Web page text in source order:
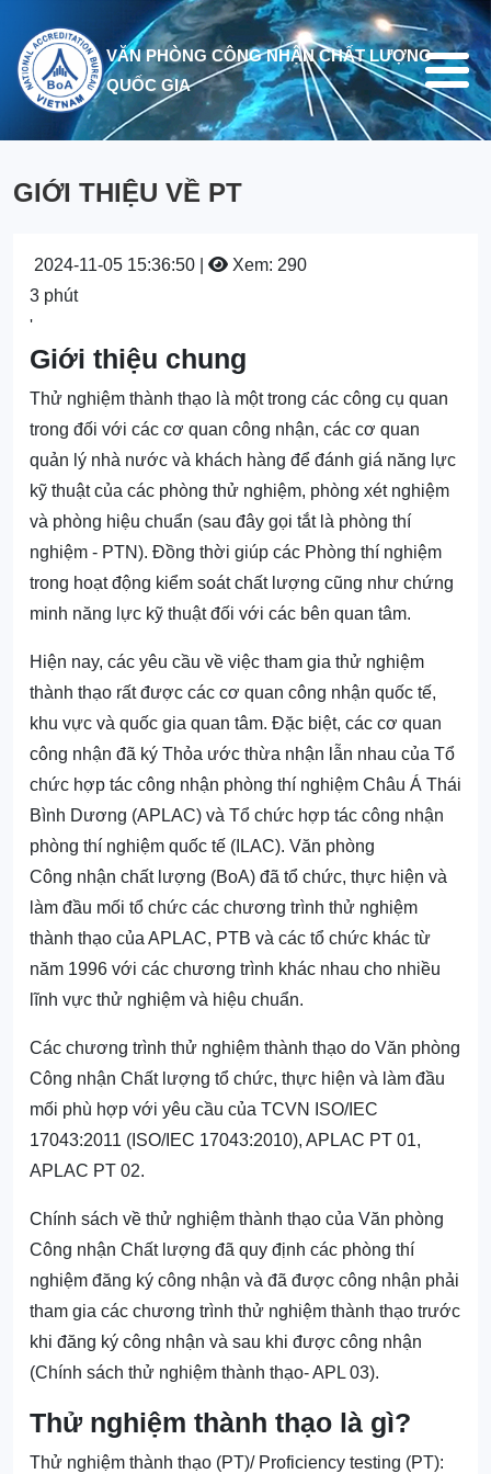
Nhảy đến nội dung
VĂN PHÒNG CÔNG NHẬN CHẤT LƯỢNG
QUỐC GIA
GIỚI THIỆU VỀ PT
2024-11-05 15:36:50 |
Xem: 290
3 phút
'
Giới thiệu chung
Thử nghiệm thành thạo là một trong các công cụ quan
trong đối với các cơ quan công nhận, các cơ quan
quản lý nhà nước và khách hàng để đánh giá năng lực
kỹ thuật của các phòng thử nghiệm, phòng xét nghiệm
và phòng hiệu chuẩn (sau đây gọi tắt là phòng thí
nghiệm - PTN). Đồng thời giúp các Phòng thí nghiệm
trong hoạt động kiểm soát chất lượng cũng như chứng
minh năng lực kỹ thuật đối với các bên quan tâm.
Hiện nay, các yêu cầu về việc tham gia thử nghiệm
thành thạo rất được các cơ quan công nhận quốc tế,
khu vực và quốc gia quan tâm. Đặc biệt, các cơ quan
công nhận đã ký Thỏa ước thừa nhận lẫn nhau của Tổ
chức hợp tác công nhận phòng thí nghiệm Châu Á Thái
Bình Dương (APLAC) và Tổ chức hợp tác công nhận
phòng thí nghiệm quốc tế (ILAC). Văn phòng
Công nhận chất lượng (BoA) đã tổ chức, thực hiện và
làm đầu mối tổ chức các chương trình thử nghiệm
thành thạo của APLAC, PTB và các tổ chức khác từ
năm 1996 với các chương trình khác nhau cho nhiều
lĩnh vực thử nghiệm và hiệu chuẩn.
Các chương trình thử nghiệm thành thạo do Văn phòng
Công nhận Chất lượng tổ chức, thực hiện và làm đầu
mối phù hợp với yêu cầu của TCVN ISO/IEC
17043:2011 (ISO/IEC 17043:2010), APLAC PT 01,
APLAC PT 02.
Chính sách về thử nghiệm thành thạo của Văn phòng
Công nhận Chất lượng đã quy định các phòng thí
nghiệm đăng ký công nhận và đã được công nhận phải
tham gia các chương trình thử nghiệm thành thạo trước
khi đăng ký công nhận và sau khi được công nhận
(Chính sách thử nghiệm thành thạo- APL 03).
Thử nghiệm thành thạo là gì?
Thử nghiệm thành thạo (PT)/ Proficiency testing (PT):